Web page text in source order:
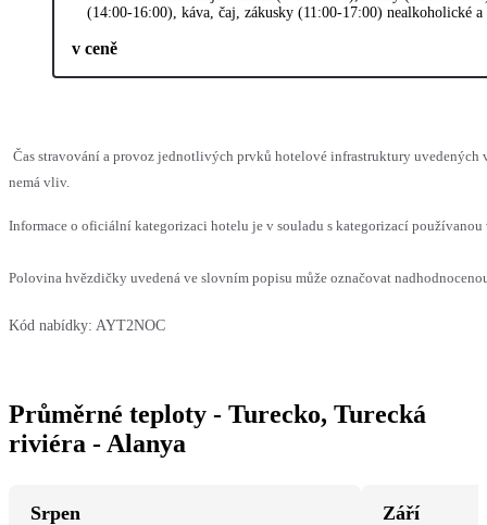
(14:00-16:00), káva, čaj, zákusky (11:00-17:00) nealkoholické
v ceně
Čas stravování a provoz jednotlivých prvků hotelové infrastruktury uvedených
nemá vliv.
Informace o oficiální kategorizaci hotelu je v souladu s kategorizací
Polovina hvězdičky uvedená ve slovním popisu může označovat
Kód nabídky: AYT2NOC
Průměrné teploty - Turecko, Turecká
riviéra - Alanya
Srpen
Září